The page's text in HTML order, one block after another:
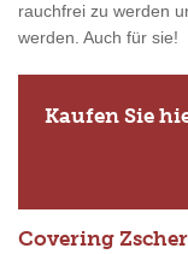
rauchfrei zu werden
werden. Auch für sie!
Kaufen Sie
Covering